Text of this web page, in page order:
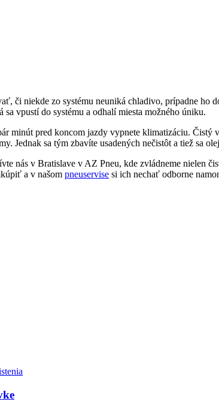
niekde zo systému neuniká chladivo, prípadne ho
vpustí do systému a odhalí miesta možného úniku.
minút pred koncom jazdy vypnete klimatizáciu.
sa tým zbavíte usadených nečistôt a tiež sa
nás v Bratislave v AZ Pneu, kde zvládneme nielen
a v našom pneuservise si ich nechať odborne